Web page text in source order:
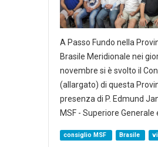
A Passo Fundo nella
Brasile Meridionale nei
novembre si è svolto il
(allargato) di questa
presenza di P. Edmund
MSF - Superiore Generale
consiglio MSF Brasile